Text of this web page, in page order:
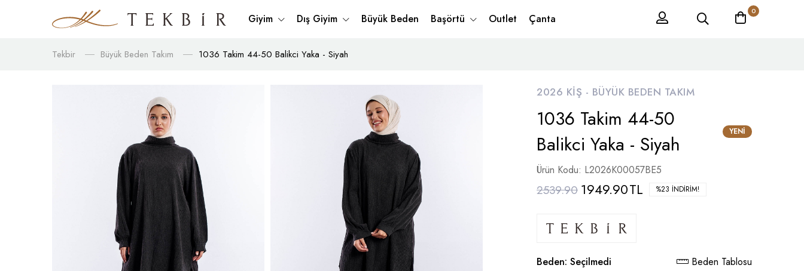
Giyim Dış Giyim Büyük Beden Başörtü Outlet Çanta
0
Tekbir Büyük Beden Takım 1036 Takim 44-50 Balikci Yaka - Siyah
2026 KIŞ - BÜYÜK BEDEN TAKIM
1036 Takim 44-50
Balikci Yaka - Siyah
YENI
Ürün Kodu: L2026K00057BE5
2539.90 1949.90TL %23 İNDIRIM!
Beden: Seçilmedi Beden Tablosu